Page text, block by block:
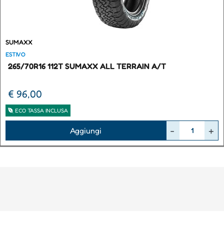
SUMAXX
ESTIVO
265/70R16 112T SUMAXX ALL TERRAIN A/T
€ 96,00
ECO TASSA INCLUSA
Aggiungi